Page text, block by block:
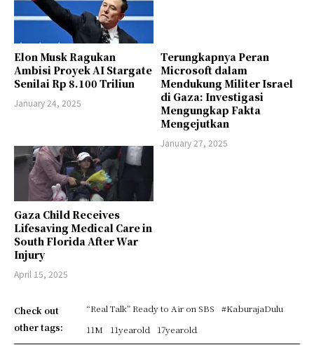
Elon Musk Ragukan
Ambisi Proyek AI Stargate
Senilai Rp 8.100 Triliun
January 24, 2025
Terungkapnya Peran
Microsoft dalam
Mendukung Militer Israel
di Gaza: Investigasi
Mengungkap Fakta
Mengejutkan
January 27, 2025
Gaza Child Receives
Lifesaving Medical Care in
South Florida After War
Injury
April 15, 2025
Check out
other tags:
“Real Talk” Ready to Air on SBS
#KaburajaDulu
11M
11yearold 17yearold